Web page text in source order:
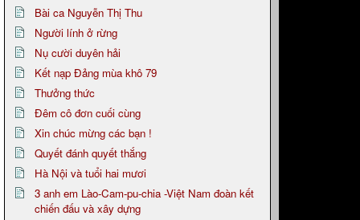
Bài ca Nguyễn Thị Thu
Người lính ở rừng
Nụ cười duyên hải
Kết nạp Đảng mùa khô 79
Thưởng thức
Đêm cô đơn cuối cùng
Xin chúc mừng các bạn !
Quyết đánh quyết thắng
Hà Nội và tuổi hai mươi
3 anh em Lào-Cam-pu-chia -Việt Nam đoàn kết
chiến đấu và xây dựng